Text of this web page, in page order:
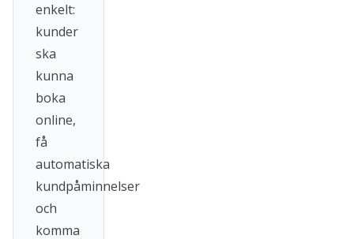
enkelt:
kunder
ska
kunna
boka
online,
få
automatiska
kundpåminnelser
och
komma